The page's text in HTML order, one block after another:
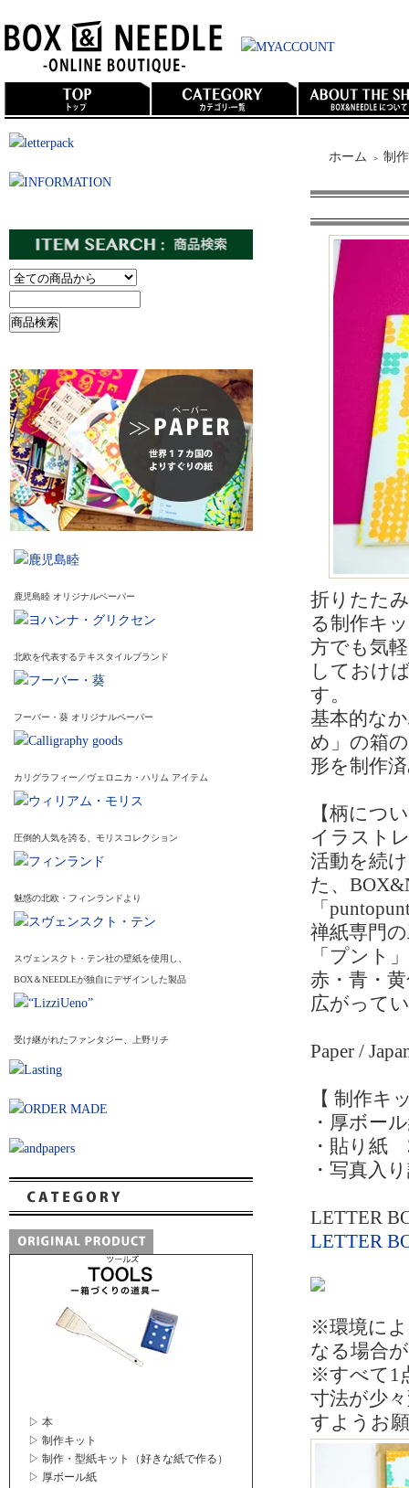
鹿児島睦 オリジナルペーパー
北欧を代表するテキスタイルブランド
フーバー・葵 オリジナルペーパー
カリグラフィー／ヴェロニカ・ハリム アイテム
圧倒的人気を誇る、モリスコレクション
魅惑の北欧・フィンランドより
スヴェンスクト・テン社の壁紙を使用し、
BOX＆NEEDLEが独自にデザインした製品
受け継がれたファンタジー、上野リチ
▷ 本
▷ 制作キット
▷ 制作・型紙キット（好きな紙で作る）
▷ 厚ボール紙
ホーム ＞ 制
折りたた
る制作キ
方でも気
しておけ
す。
基本的な
め」の箱
形を制作
【柄につ
イラスト
活動を続
た、
「
禅紙専門
「プント
赤・青・
広がって
Paper /
【 制作キ
・厚ボー
・貼り紙
・写真入
LETTER
LETTER
※環境によ
なる場合
※すべて1
寸法が少
すようお